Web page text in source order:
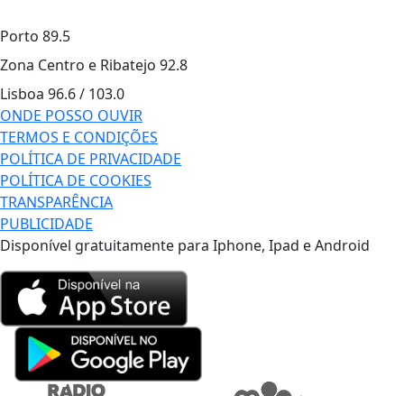
Porto 89.5
Zona Centro e Ribatejo 92.8
Lisboa 96.6 / 103.0
ONDE POSSO OUVIR
TERMOS E CONDIÇÕES
POLÍTICA DE PRIVACIDADE
POLÍTICA DE COOKIES
TRANSPARÊNCIA
PUBLICIDADE
Disponível gratuitamente para Iphone, Ipad e Android